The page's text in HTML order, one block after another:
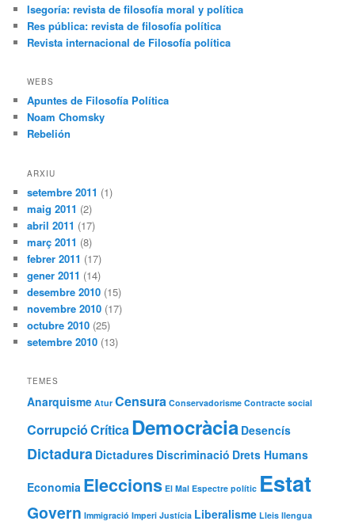
Isegoría: revista de filosofía moral y política
Res pública: revista de filosofía política
Revista internacional de Filosofía política
WEBS
Apuntes de Filosofía Política
Noam Chomsky
Rebelión
ARXIU
setembre 2011 (1)
maig 2011 (2)
abril 2011 (17)
març 2011 (8)
febrer 2011 (17)
gener 2011 (14)
desembre 2010 (15)
novembre 2010 (17)
octubre 2010 (25)
setembre 2010 (13)
TEMES
Anarquisme Atur Censura Conservadorisme Contracte social
CorrupcióCríticaDemocràcia Desencís
Dictadura Dictadures Discriminació Drets Humans
Economia Eleccions El Mal Espectre polític Estat
Govern Immigració Imperi Justícia Liberalisme Lleis llengua